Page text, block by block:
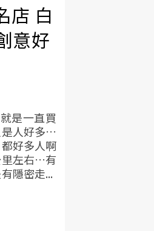
店 白
意好
是一直買
人好多…
好多人啊
里左右…有
隱密走...